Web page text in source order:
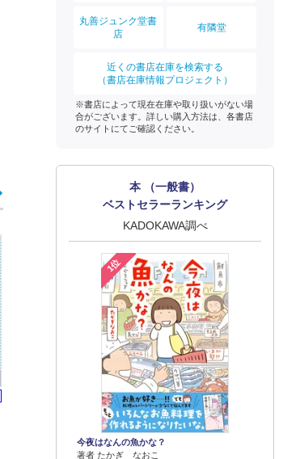
丸善ジュンク堂書
店
有隣堂
近くの書店在庫を検索する
（書店在庫情報プロジェクト）
※書店によって現在在庫や取り扱いがない場
合がございます。詳しい購入方法は、各書店
のサイトにてご確認ください。
本 （一般書）
ベストセラーランキング
KADOKAWA調べ
1位
今夜はなんの魚かな？
著者 たかぎ なおこ